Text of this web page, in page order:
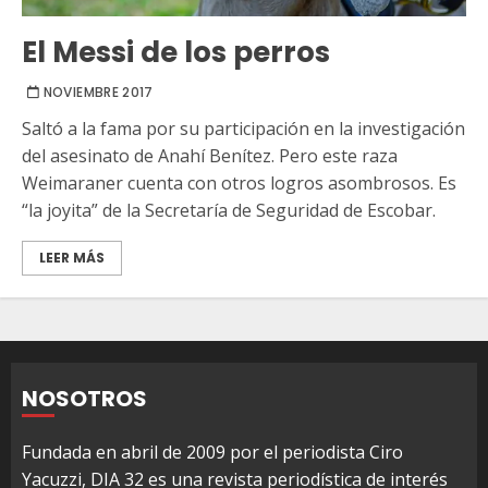
El Messi de los perros
NOVIEMBRE 2017
Saltó a la fama por su participación en la investigación
del asesinato de Anahí Benítez. Pero este raza
Weimaraner cuenta con otros logros asombrosos. Es
“la joyita” de la Secretaría de Seguridad de Escobar.
LEER MÁS
NOSOTROS
Fundada en abril de 2009 por el periodista Ciro
Yacuzzi, DIA 32 es una revista periodística de interés